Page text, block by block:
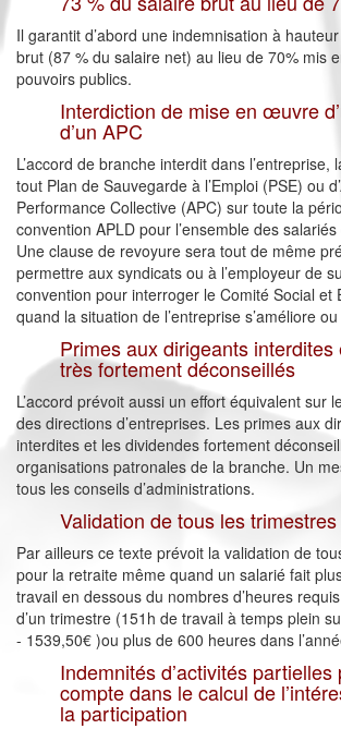
Il garantit d’abord une indemnisation à
brut (87 % du salaire net) au lieu de 70% mis
pouvoirs publics.
Interdiction de mise en œuvre
d’un APC
L’accord de branche interdit dans l’entreprise,
tout Plan de Sauvegarde à l’Emploi (PSE) ou
Performance Collective (APC) sur toute la
convention APLD pour l’ensemble des salariés
Une clause de revoyure sera tout de même
permettre aux syndicats ou à l’employeur de
convention pour interroger le Comité Social et
quand la situation de l’entreprise s’améliore
Primes aux dirigeants
très fortement déconseillés
L’accord prévoit aussi un effort équivalent sur
des directions d’entreprises. Les primes aux
interdites et les dividendes fortement
organisations patronales de la branche. Un
tous les conseils d’administrations.
Validation de tous les
Par ailleurs ce texte prévoit la validation de
pour la retraite même quand un salarié fait
travail en dessous du nombres d’heures
d’un trimestre (151h de travail à temps plein
- 1539,50€ )ou plus de 600 heures dans
Indemnités d’activités partielles
compte dans le calcul de
la participation